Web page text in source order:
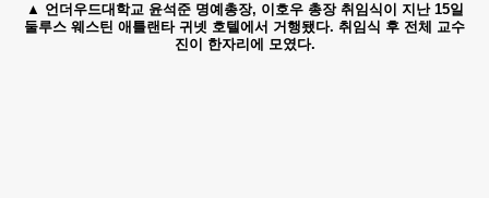
언더우드대학교 윤석준 명예총장, 이호우 총장 취임식이 지난 15일
둘루스 웨스틴 애틀랜타 귀넷 호텔에서 거행됐다. 취임식 후 전체 교수
진이 한자리에 모였다.